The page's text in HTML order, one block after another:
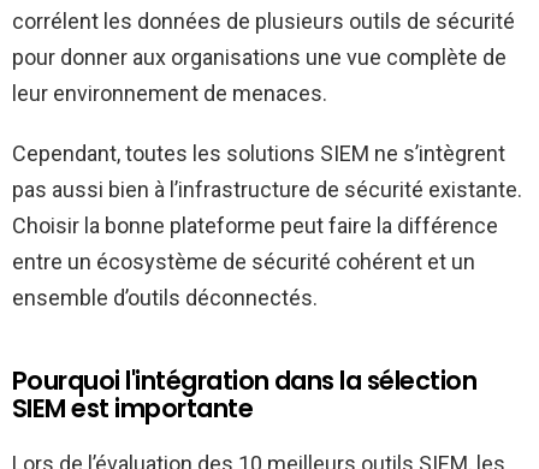
corrélent les données de plusieurs outils de sécurité
pour donner aux organisations une vue complète de
leur environnement de menaces.
Cependant, toutes les solutions SIEM ne s’intègrent
pas aussi bien à l’infrastructure de sécurité existante.
Choisir la bonne plateforme peut faire la différence
entre un écosystème de sécurité cohérent et un
ensemble d’outils déconnectés.
Pourquoi l'intégration dans la sélection
SIEM est importante
Lors de l’évaluation des 10 meilleurs outils SIEM, les